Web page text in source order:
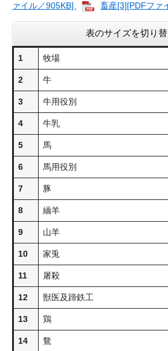
ァイル／905KB]
畜産[3][PDFファ
表のサイズを切り
1 牧場
2 牛
3 牛用役別
4 牛乳
5 馬
6 馬用役別
7 豚
8 緬羊
9 山羊
10 家兎
11 屠殺
12 獣医及蹄鉄工
13 鶏
14 鶩